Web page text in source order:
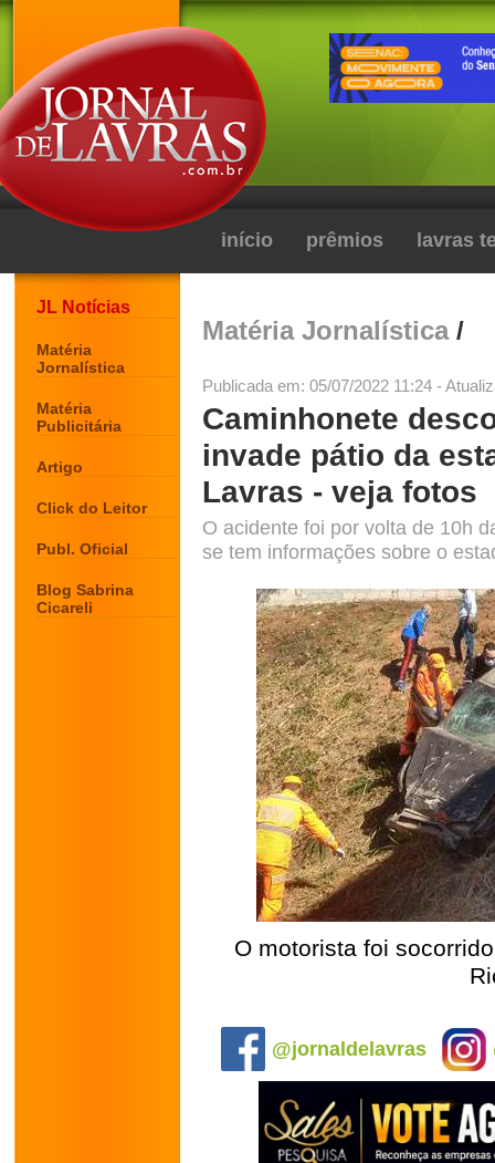
início prêmios lavras
JL Notícias
Matéria
Jornalística
Matéria
Publicitária
Artigo
Click do Leitor
Publ. Oficial
Blog Sabrina
Cicareli
Matéria Jornalística/
Publicada em: 05/07/2022 11:24 -
Caminhonete
invade pátio da
Lavras - veja fotos
O acidente foi por volta de 10h
se tem informações sobre o
O motorista foi
@jornaldelavras